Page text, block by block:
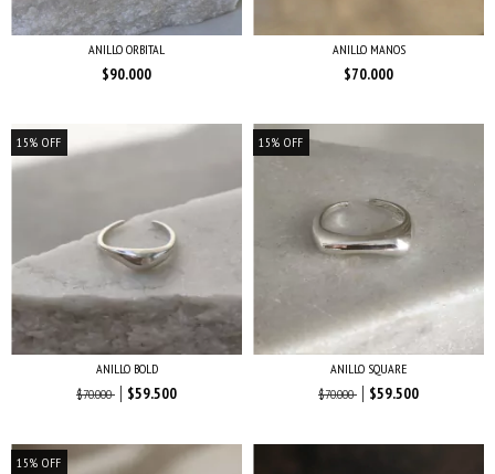
ANILLO ORBITAL
$90.000
ANILLO MANOS
$70.000
15% OFF
ANILLO BOLD
$70.000
$59.500
15% OFF
ANILLO SQUARE
$70.000
$59.500
15% OFF